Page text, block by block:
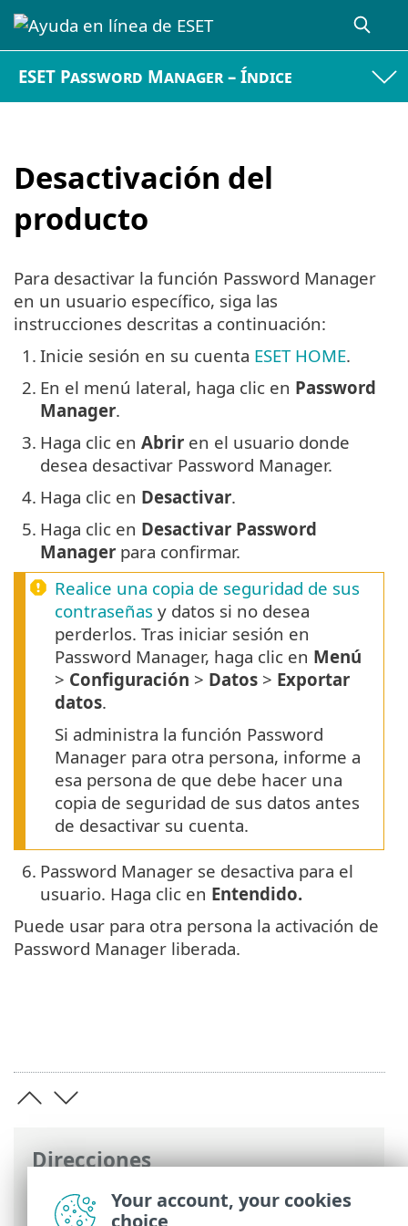
ESET Password Manager – Índice
Desactivación del
producto
Direcciones
Ayuda en línea de ESET> ESET Password
Manager
>Desactivación del producto
Para desactivar la función Password Manager
en un usuario específico, siga las
instrucciones descritas a continuación:
1. Inicie sesión en su cuenta ESET HOME.
2. En el menú lateral, haga clic en Password
Manager.
3. Haga clic en Abrir en el usuario donde
desea desactivar Password Manager.
4. Haga clic en Desactivar.
5. Haga clic en Desactivar Password
Manager para confirmar.
Realice una copia de seguridad de sus
contraseñas y datos si no desea
perderlos. Tras iniciar sesión en
Password Manager, haga clic en Menú
> Configuración > Datos > Exportar
datos.
Si administra la función Password
Manager para otra persona, informe a
esa persona de que debe hacer una
copia de seguridad de sus datos antes
de desactivar su cuenta.
6. Password Manager se desactiva para el
usuario. Haga clic en Entendido.
Puede usar para otra persona la activación de
Password Manager liberada.
Your account, your cookies
choice